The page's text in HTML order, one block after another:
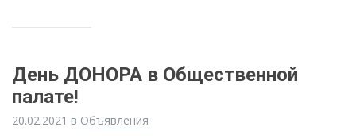
День ДОНОРА в Общественной
палате!
20.02.2021 в Объявления